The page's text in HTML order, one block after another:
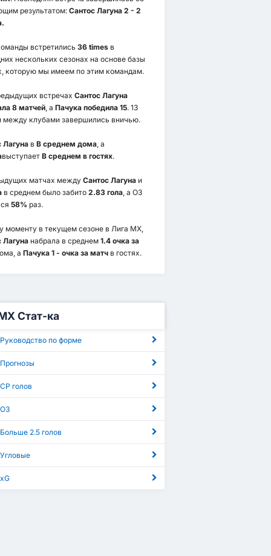
результатом:Сантос Лагуна 2 - 2
встретились 36 timesв
нескольких сезонах на основе базы
которую мы имеем по этим командам.
встречах Сантос Лагуна
8 матчей, а Пачука победила 15. 13
между клубами завершились вничью.
Лагунав В среднем дома, а
выступает В среднем в гостях.
матчах между Сантос Лагунаи
в среднем было забито 2.83 гола, а ОЗ
58% раз.
моменту в текущем сезоне в Лига МХ,
Лагунанабрала в среднем 1.4 очка за
а Пачука 1 - очка за матчв гостях.
Стат-ка
по форме
голов
2.5 голов